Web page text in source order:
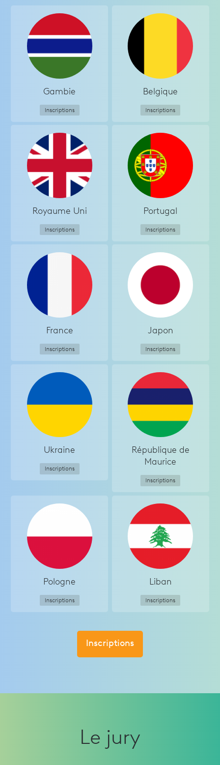
Gambie
Inscriptions
Belgique
Inscriptions
Royaume Uni
Inscriptions
Portugal
Inscriptions
France
Inscriptions
Japon
Inscriptions
Ukraine
Inscriptions
République de
Maurice
Inscriptions
Pologne
Inscriptions
Liban
Inscriptions
Inscriptions
Le jury